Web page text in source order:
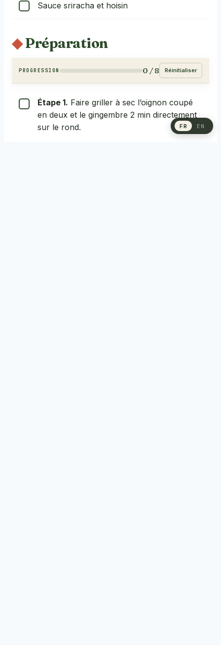
Sauce sriracha et hoisin
Préparation
PROGRESSION 0 / 8 Réinitialiser
Étape 1. Faire griller à sec l’oignon coupé
en deux et le gingembre 2 min directement
sur le rond.
FR EN